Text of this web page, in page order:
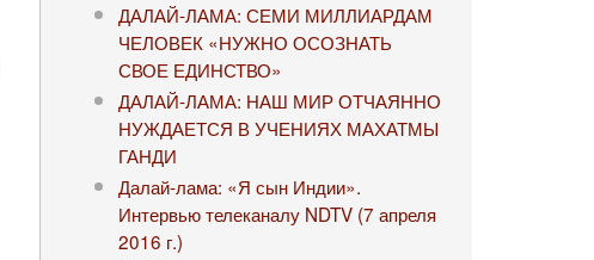
ДАЛАЙ-ЛАМА: СЕМИ МИЛЛИАРДАМ
ЧЕЛОВЕК «НУЖНО ОСОЗНАТЬ
СВОЕ ЕДИНСТВО»
ДАЛАЙ-ЛАМА: НАШ МИР ОТЧАЯННО
НУЖДАЕТСЯ В УЧЕНИЯХ МАХАТМЫ
ГАНДИ
Далай-лама: «Я сын Индии».
Интервью телеканалу NDTV (7 апреля
2016 г.)